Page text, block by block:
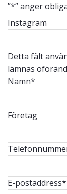
”*” anger
Instagram
Detta fält
lämnas
Namn*
Företag
E-postaddress*